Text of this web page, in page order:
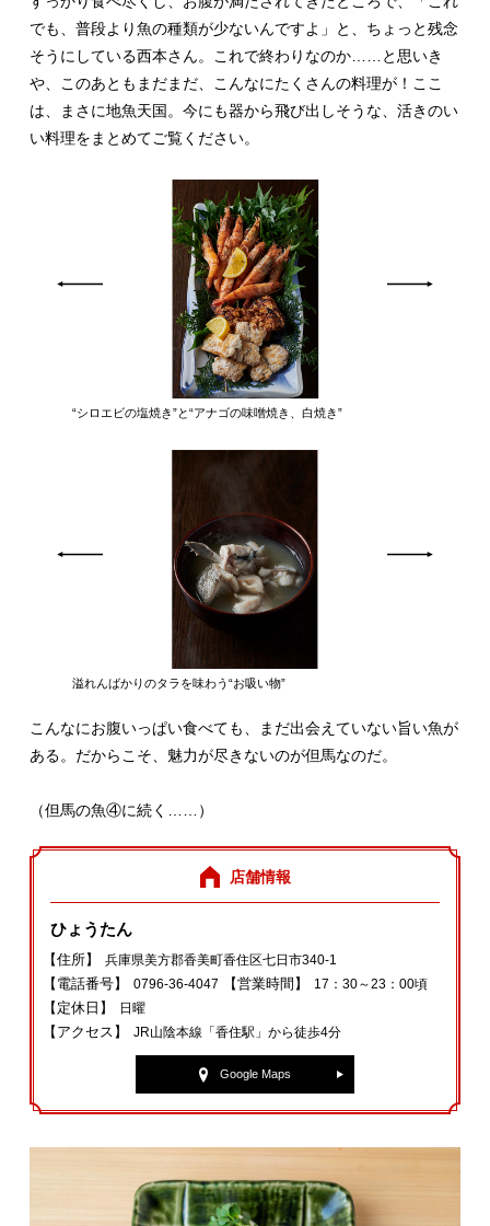
でも、普段より魚の種類が少ないんですよ」と、ちょっと残念
そうにしている西本さん。これで終わりなのか……と思いき
や、このあともまだまだ、こんなにたくさんの料理が！ここ
は、まさに地魚天国。今にも器から飛び出しそうな、活きのい
い料理をまとめてご覧ください。
“シロエビの塩焼き”と“アナゴの味噌焼き、白焼き”
溢れんばかりのタラを味わう“お吸い物”
こんなにお腹いっぱい食べても、まだ出会えていない旨い魚が
ある。だからこそ、魅力が尽きないのが但馬なのだ。
（但馬の魚④に続く……）
店舗情報
ひょうたん
【住所】 兵庫県美方郡香美町香住区七日市340‐1
【電話番号】 0796‐36‐4047 【営業時間】 17：30～23：00頃
【定休日】 日曜
【アクセス】 JR山陰本線「香住駅」から徒歩4分
Google Maps